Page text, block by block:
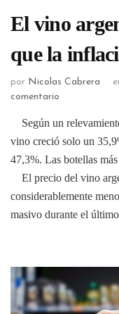
El vino
que la
por Nicolas Cabrera
comentario
Según un
vino creció solo un
47,3%. Las botellas
El precio del vino
considerablemente
masivo durante el